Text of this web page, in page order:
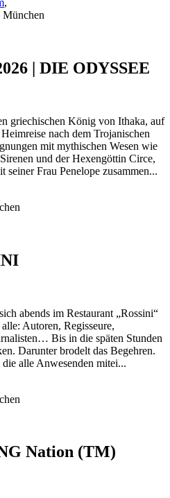
,
München
| DIE ODYSSEE
griechischen König von Ithaka, auf
nach dem Trojanischen
mit mythischen Wesen wie
und der Hexengöttin Circe,
seiner Frau Penelope zusammen...
abends im Restaurant „Rossini“
Autoren, Regisseure,
Bis in die späten Stunden
Darunter brodelt das Begehren.
alle Anwesenden mitei...
Nation (TM)